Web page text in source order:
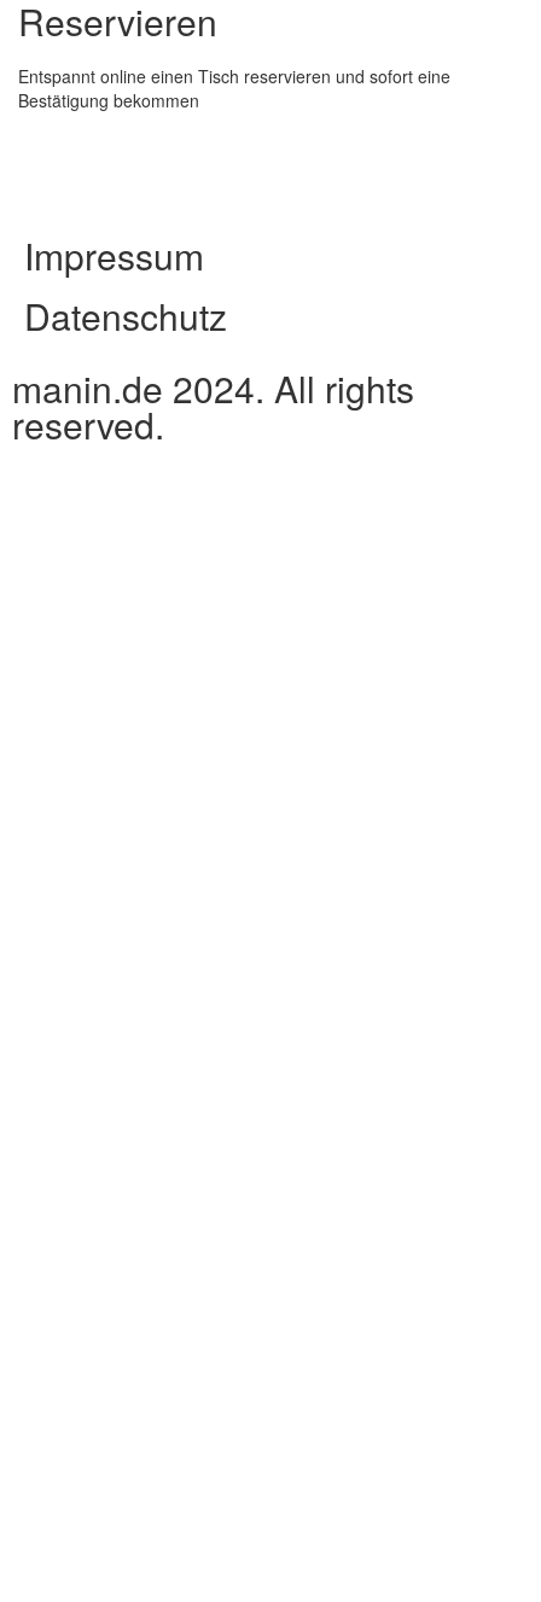
Reservieren
Entspannt online einen Tisch reservieren und sofort eine
Bestätigung bekommen
Impressum
Datenschutz
manin.de 2024. All rights
reserved.